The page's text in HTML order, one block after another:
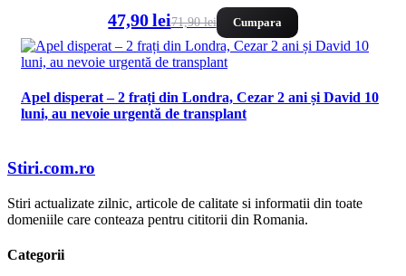
47,90 lei71,90 lei Cumpara
Apel disperat – 2 frați din Londra, Cezar 2 ani și David 10
luni, au nevoie urgentă de transplant
Stiri.com.ro
Stiri actualizate zilnic, articole de calitate si informatii din toate
domeniile care conteaza pentru cititorii din Romania.
Categorii